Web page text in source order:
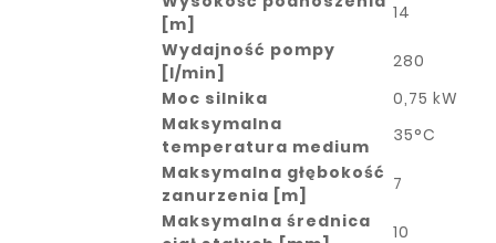
[m]
14
Wydajność pompy
[l/min]
280
Moc silnika
0,75 kW
Maksymalna
temperatura medium
35°C
Maksymalna głębokość
zanurzenia [m]
7
Maksymalna średnica
10